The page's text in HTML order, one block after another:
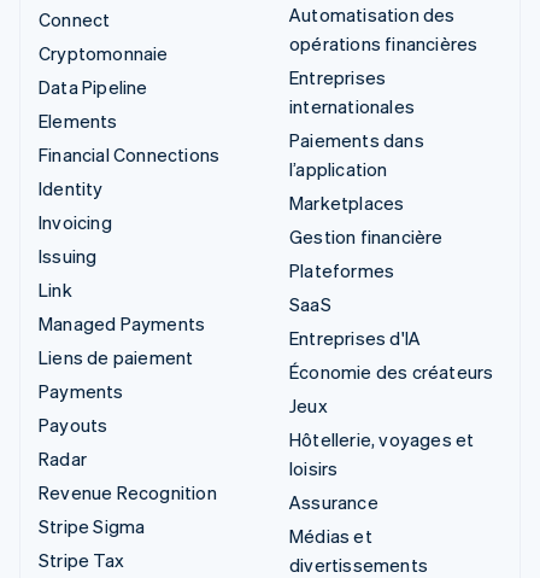
Connect
Cryptomonnaie
Data Pipeline
Elements
Financial Connections
Identity
Invoicing
Issuing
Link
Managed Payments
Liens de paiement
Payments
Payouts
Radar
Revenue Recognition
Stripe Sigma
Stripe Tax
Automatisation des
opérations financières
Entreprises
internationales
Paiements dans
l’application
Marketplaces
Gestion financière
Plateformes
SaaS
Entreprises d'IA
Économie des créateurs
Jeux
Hôtellerie, voyages et
loisirs
Assurance
Médias et
divertissements